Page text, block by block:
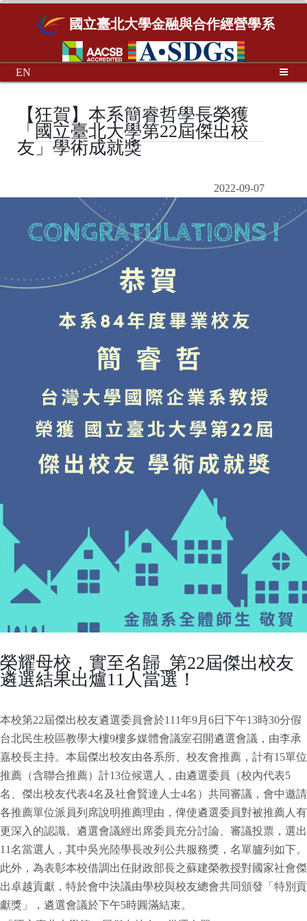
國立臺北大學金融與合作經營學系
EN
【狂賀】本系簡睿哲學長榮獲
「國立臺北大學第22屆傑出校
友」學術成就獎
2022-09-07
榮耀母校，實至名歸_第22屆傑出校友
遴選結果出爐11人當選！
本校第22屆傑出校友遴選委員會於111年9月 6日下午13時30分假
台北民生校區教學大樓9樓多媒體會議室召開遴選會議，由李承
嘉校長主持。本屆傑出校友由各系所、校友會推薦，計有15單位
推薦（含聯合推薦）計13位候選人，由遴選委員（校內代表5
名、傑出校友代表4名及社會賢達人士4名）共同審議，會中邀請
各推薦單位派員列席說明推薦理由，俾使遴選委員對被推薦人有
更深入的認識。遴選會議經出席委員充分討論、審議投票，選出
11名當選人，其中吳光陸學長改列公共服務獎，名單臚列如下。
此外，為表彰本校借調出任財政部長之蘇建榮教授對國家社會傑
出卓越貢獻，特於會中決議由學校與校友總會共同頒發「特別貢
獻獎」，遴選會議於下午5時圓滿結束。